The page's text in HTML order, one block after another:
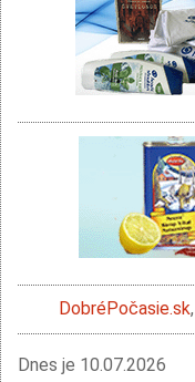
DobréPočasie.sk,
Dnes je 10.07.2026